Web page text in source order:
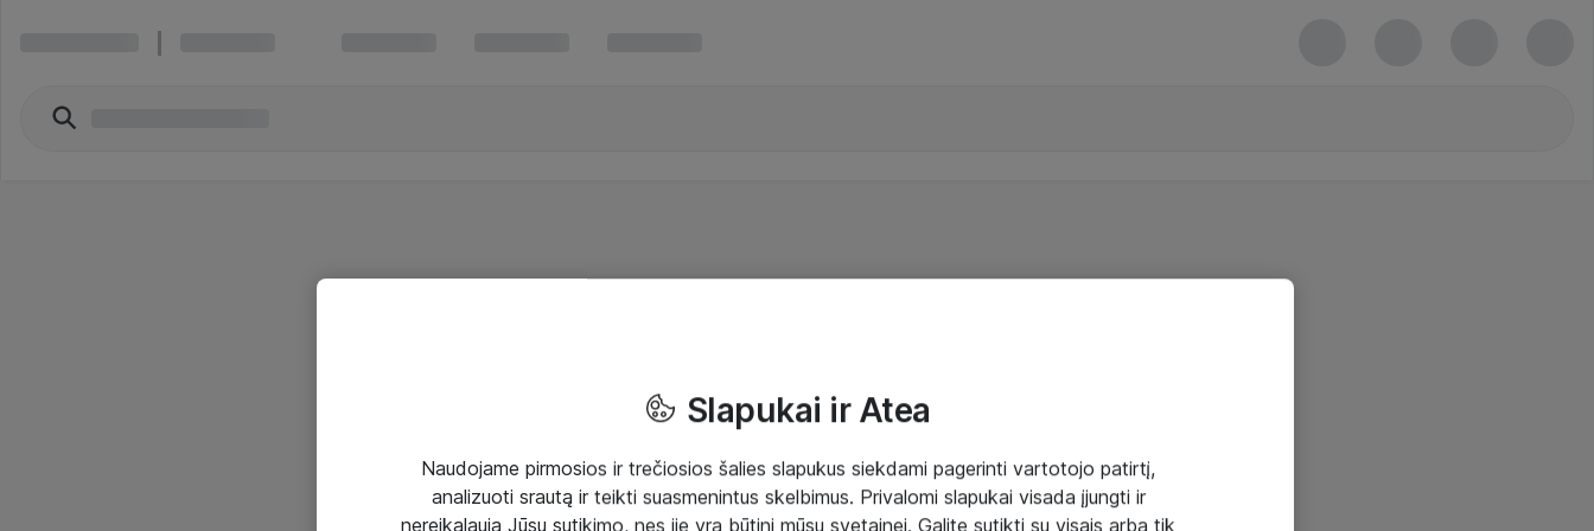
Slapukai ir Atea
Naudojame pirmosios ir trečiosios šalies slapukus siekdami pagerinti vartotojo patirtį,
analizuoti srautą ir teikti suasmenintus skelbimus. Privalomi slapukai visada įjungti ir
nereikalauja Jūsų sutikimo, nes jie yra būtini mūsų svetainei. Galite sutikti su visais arba tik